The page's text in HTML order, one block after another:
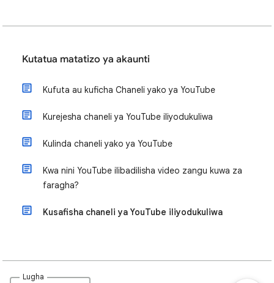
Kutatua matatizo ya akaunti
Kufuta au kuficha Chaneli yako ya YouTube
Kurejesha chaneli ya YouTube iliyodukuliwa
Kulinda chaneli yako ya YouTube
Kwa nini YouTube ilibadilisha video zangu kuwa za
faragha?
Kusafisha chaneli ya YouTube iliyodukuliwa
Lugha